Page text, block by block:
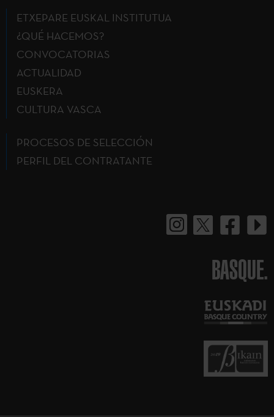
ETXEPARE EUSKAL INSTITUTUA
¿QUÉ HACEMOS?
CONVOCATORIAS
ACTUALIDAD
EUSKERA
CULTURA VASCA
PROCESOS DE SELECCIÓN
PERFIL DEL CONTRATANTE
BASQUE.